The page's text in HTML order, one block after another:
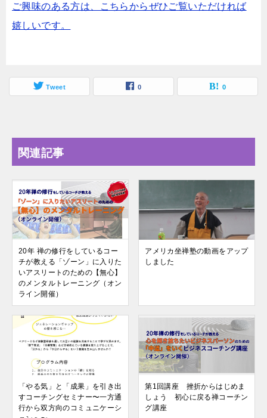
ご興味のある方は、こちらからぜひご覧いただければ
嬉しいです。
Tweet 0 0
関連記事
20年 禅の修行をしているコー
チが教える「ゾーン」に入りた
いアスリートのための【無心】
のメンタルトレーニング（オン
ライン開催）
アメリカ坐禅塾の動画をアップ
しました
「やる気」と「成果」を引き出
すコーチングセミナー〜一方通
行から双方向のコミュニケーシ
第1回講座 挫折からはじめま
しょう 初心に戻る禅コーチン
グ講座